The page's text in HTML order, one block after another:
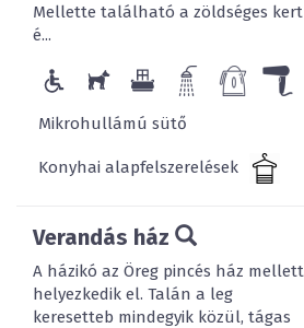
Mellette található a zöldséges kert
é...
Mikrohullámú sütő
Konyhai alapfelszerelések
Verandás ház
A házikó az Öreg pincés ház mellett
helyezkedik el. Talán a leg
keresetteb mindegyik közül, tágas